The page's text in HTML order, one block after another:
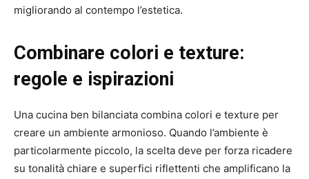
migliorando al contempo l’estetica.
Combinare colori e texture:
regole e ispirazioni
Una cucina ben bilanciata combina colori e texture per
creare un ambiente armonioso. Quando l’ambiente è
particolarmente piccolo, la scelta deve per forza ricadere
su tonalità chiare e superfici riflettenti che amplificano la